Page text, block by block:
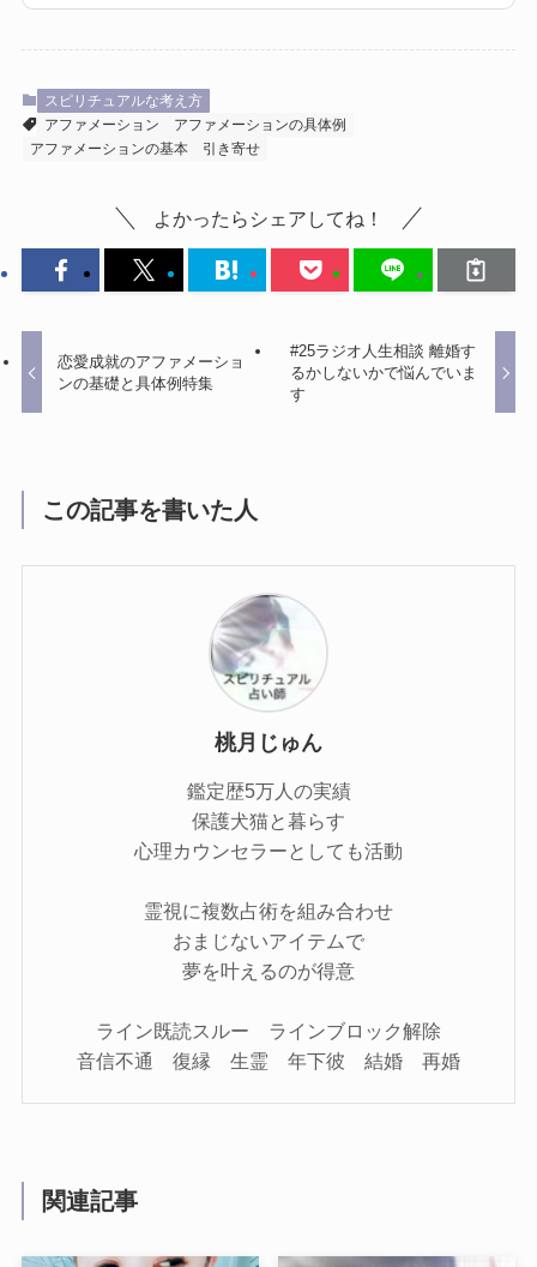
スピリチュアルな考え方
アファメーション
アファメーションの具体例
アファメーションの基本
引き寄せ
よかったらシェアしてね！
恋愛成就のアファメーショ
ンの基礎と具体例特集
#25ラジオ人生相談 離婚す
るかしないかで悩んでいま
す
この記事を書いた人
桃月じゅん
鑑定歴5万人の実績
保護犬猫と暮らす
心理カウンセラーとしても活動
霊視に複数占術を組み合わせ
おまじないアイテムで
夢を叶えるのが得意
ライン既読スルー ラインブロック解除
音信不通 復縁 生霊 年下彼 結婚 再婚
関連記事